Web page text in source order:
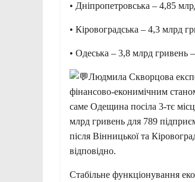
• Дніпропетровська – 4,85
• Кіровоградська – 4,3 млрд
• Одеська – 3,8 млрд гривень
Людмила Скворцова
фінансово-еконимічним
саме Одещина посіла 3-тє
млрд гривень для 789
після Вінницької та
відповідно.
Стабільне функціонування